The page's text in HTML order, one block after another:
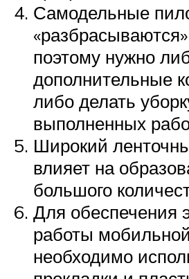
Самодельные
поэтому нужно
дополнительные
либо делать
выполненных
Широкий
влияет на
большого
Для обеспечения
работы
необходимо